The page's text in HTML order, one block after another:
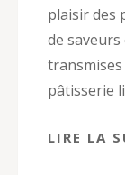
plaisir des
de
pâtisserie
LIRE LA